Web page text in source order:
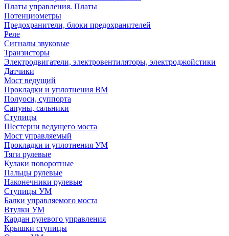
Платы управления. Платы
Потенциометры
Предохранители, блоки предохранителей
Реле
Сигналы звуковые
Транзисторы
Электродвигатели, электровентиляторы, электроджойстики
Датчики
Мост ведущий
Прокладки и уплотнения ВМ
Полуоси, суппорта
Сапуны, сальники
Ступицы
Шестерни ведущего моста
Мост управляемый
Прокладки и уплотнения УМ
Тяги рулевые
Кулаки поворотные
Пальцы рулевые
Наконечники рулевые
Ступицы УМ
Балки управляемого моста
Втулки УМ
Кардан рулевого управления
Крышки ступицы